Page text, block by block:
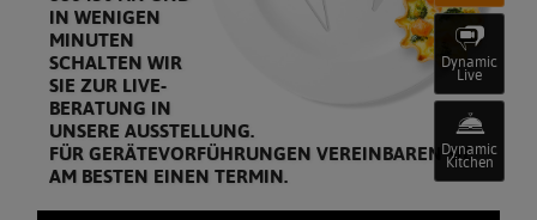
Dynamic
Live
Dynamic
Kitchen
IN WENIGEN
MINUTEN
SCHALTEN WIR
SIE ZUR LIVE-
BERATUNG IN
UNSERE AUSSTELLUNG.
FÜR GERÄTEVORFÜHRUNGEN VEREINBAREN SIE
AM BESTEN EINEN TERMIN.